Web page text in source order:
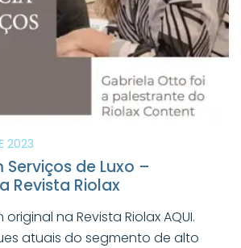
2023
de Luxo –
Revista Riolax
na Revista Riolax AQUI.
atuais do segmento de alto